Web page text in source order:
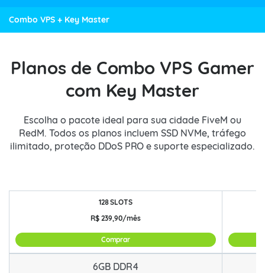
Combo VPS + Key Master
Planos de Combo VPS Gamer
com Key Master
Escolha o pacote ideal para sua cidade FiveM ou
RedM. Todos os planos incluem SSD NVMe, tráfego
ilimitado, proteção DDoS PRO e suporte especializado.
128 SLOTS
R$239,90/mês
Comprar
6GB DDR4